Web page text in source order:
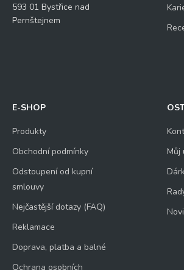
593 01 Bystřice nad
Pernštejnem
E-SHOP
Produkty
Obchodní podmínky
Odstoupení od kupní
smlouvy
Nejčastější dotazy (FAQ)
Reklamace
Doprava, platba a balné
Ochrana osobních
Můj